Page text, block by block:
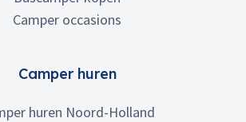
Camper occasions
Camper huren
huren Noord-Holland